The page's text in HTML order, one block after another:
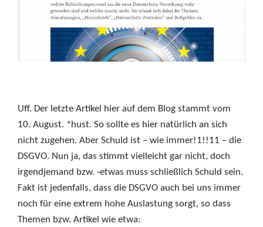
Uff. Der letzte Artikel hier auf dem Blog stammt vom
10. August. *hust. So sollte es hier natürlich an sich
nicht zugehen. Aber Schuld ist – wie immer!1!!11 – die
DSGVO. Nun ja, das stimmt vielleicht gar nicht, doch
irgendjemand bzw. -etwas muss schließlich Schuld sein.
Fakt ist jedenfalls, dass die DSGVO auch bei uns immer
noch für eine extrem hohe Auslastung sorgt, so dass
Themen bzw. Artikel wie etwa: